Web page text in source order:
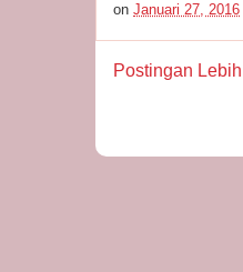
on Januari 27, 2016
Postingan